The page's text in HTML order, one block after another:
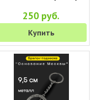
250 руб.
Купить